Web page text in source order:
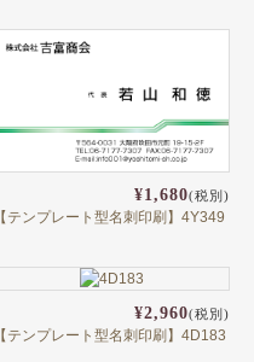
¥1,680(税別)
【テンプレート型名刺印刷】4Y349
¥2,960(税別)
【テンプレート型名刺印刷】4D183